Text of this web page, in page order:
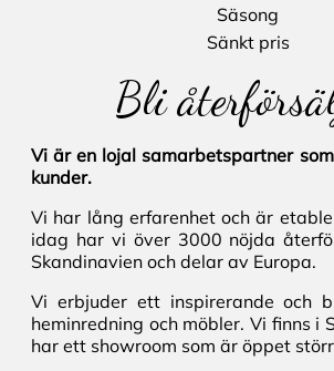
Säsong
Sänkt pris
Bli
Vi är en lojal samarbetspartner
kunder.
Vi har lång erfarenhet och är
idag har vi över 3000 nöjda
Skandinavien och delar av Europa.
Vi erbjuder ett inspirerande och
heminredning och möbler. Vi finns i
har ett showroom som är öppet